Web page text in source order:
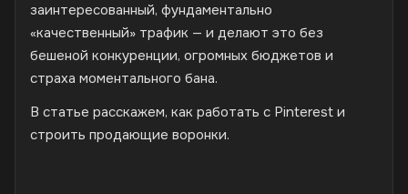
заинтересованный, фундаментально
«качественный» трафик — и делают это без
бешеной конкуренции, огромных бюджетов и
страха моментального бана.
В статье расскажем, как работать с Pinterest и
строить продающие воронки.